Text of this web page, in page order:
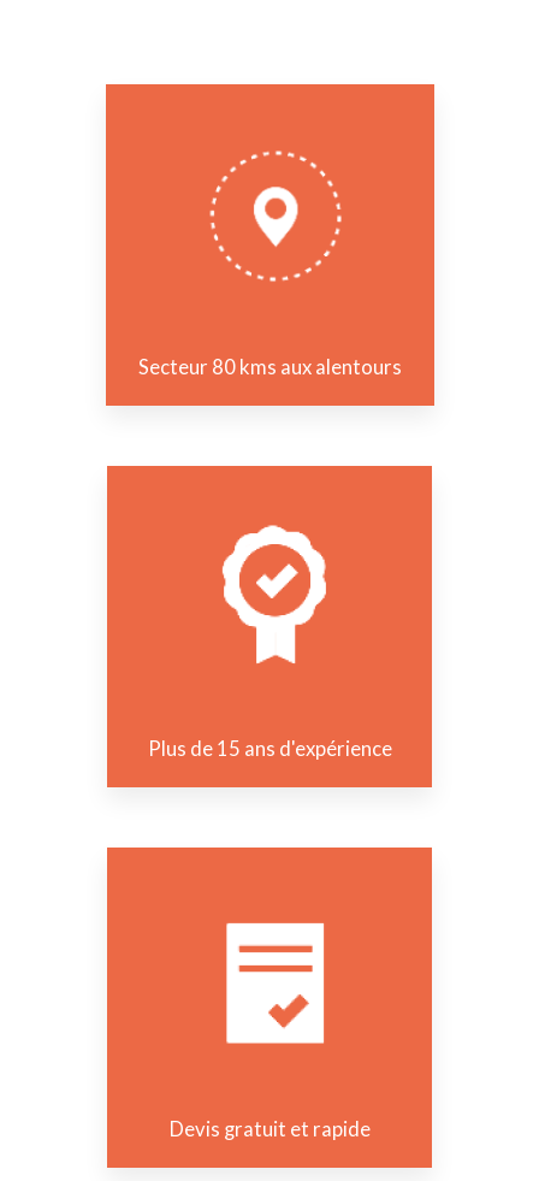
Secteur 80 kms aux alentours
Plus de 15 ans d'expérience
Devis gratuit et rapide